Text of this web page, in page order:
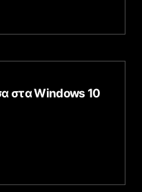
στα Windows 10